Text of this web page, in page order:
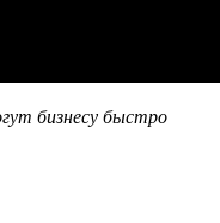
бизнесу быстро